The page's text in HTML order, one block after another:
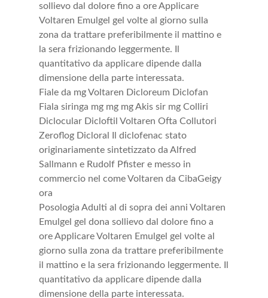
sollievo dal dolore fino a ore Applicare
Voltaren Emulgel gel volte al giorno sulla
zona da trattare preferibilmente il mattino e
la sera frizionando leggermente. Il
quantitativo da applicare dipende dalla
dimensione della parte interessata.
Fiale da mg Voltaren Dicloreum Diclofan
Fiala siringa mg mg mg Akis sir mg Colliri
Diclocular Dicloftil Voltaren Ofta Collutori
Zeroflog Dicloral Il diclofenac stato
originariamente sintetizzato da Alfred
Sallmann e Rudolf Pfister e messo in
commercio nel come Voltaren da CibaGeigy
ora
Posologia Adulti al di sopra dei anni Voltaren
Emulgel gel dona sollievo dal dolore fino a
ore Applicare Voltaren Emulgel gel volte al
giorno sulla zona da trattare preferibilmente
il mattino e la sera frizionando leggermente. Il
quantitativo da applicare dipende dalla
dimensione della parte interessata.